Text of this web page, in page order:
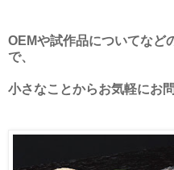
OEMや試作品についてなど
で、
小さなことからお気軽にお